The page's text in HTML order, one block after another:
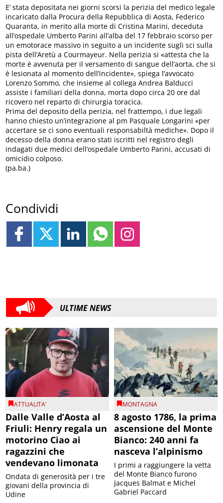
E’ stata depositata nei giorni scorsi la perizia del medico legale
incaricato dalla Procura della Repubblica di Aosta, Federico
Quaranta, in merito alla morte di Cristina Marini, deceduta
all’ospedale Umberto Parini all’alba del 17 febbraio scorso per
un emotorace massivo in seguito a un incidente sugli sci sulla
pista dell’Aretù a Courmayeur. Nella perizia si «attesta che la
morte è avvenuta per il versamento di sangue dell’aorta, che si
è lesionata al momento dell’incidente», spiega l’avvocato
Lorenzo Sommo, che insieme al collega Andrea Balducci
assiste i familiari della donna, morta dopo circa 20 ore dal
ricovero nel reparto di chirurgia toracica.
Prima del deposito della perizia, nel frattempo, i due legali
hanno chiesto un’integrazione al pm Pasquale Longarini «per
accertare se ci sono eventuali responsabiltà mediche». Dopo il
decesso della donna erano stati iscritti nel registro degli
indagati due medici dell’ospedale Umberto Parini, accusati di
omicidio colposo.
(pa.ba.)
Condividi
ULTIME NEWS
ATTUALITA'
Dalle Valle d’Aosta al
Friuli: Henry regala un
motorino Ciao ai
ragazzini che
vendevano limonata
Ondata di generosità per i tre
giovani della provincia di
Udine
MONTAGNA
8 agosto 1786, la prima
ascensione del Monte
Bianco: 240 anni fa
nasceva l’alpinismo
I primi a raggiungere la vetta
del Monte Bianco furono
Jacques Balmat e Michel
Gabriel Paccard